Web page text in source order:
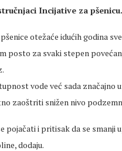
Incijative za pšenicu.
otežaće idućih godina
posto za svaki stepen
vode već sada značajno
zaoštriti snižen nivo
pojačati i pritisak da se smanji
dodaju.